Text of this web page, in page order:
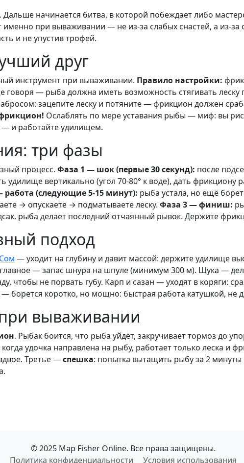
начинается битва, в которой побеждает либо
именно при вываживании — не из-за слабых снастей, а из-
и не упустив трофей.
друг
инструмент при вываживании. Правило настройки:
говоря — рыба должна иметь возможность стягивать
зацепите леску и потяните — фрикцион должен
Ослаблять по мере уставания рыбы — миф: вы
— и работайте удилищем.
три фазы
процесс. Фаза 1 — шок (первые 30 секунд): после
вертикально (угол 70-80° к воде), дать фрикциону
работа (следующие 5-15 минут): рыба устала, но ещё
→ опускаете → подматываете леску. Фаза 3 — финиш:
рыба делает последний отчаянный рывок. Держите
подход
Сом — уходит на глубину и давит массой: держите удилище
— запас шнура на шпуле (минимум 300 м). Щука —
чтобы не порвать губу. Карп и сазан — уходят в коряги:
— борется коротко, но мощно: быстрая работа катушкой, не
вываживании
. Рыбак боится, что рыба уйдёт, закручивает тормоз до
когда удочка направлена на рыбу, работает только леска и
Третье —спешка: попытка вытащить рыбу за 2 минуты
© 2025 Map Fisher Online. Все права защищены.
Политика конфиденциальности
Условия использования